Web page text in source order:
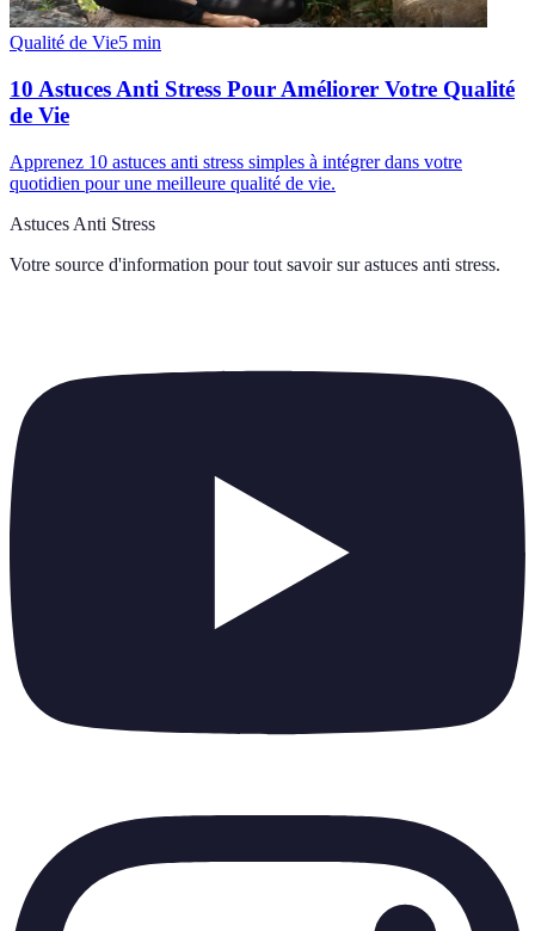
Qualité de Vie5 min
10 Astuces Anti Stress Pour Améliorer Votre Qualité
de Vie
Apprenez 10 astuces anti stress simples à intégrer dans votre
quotidien pour une meilleure qualité de vie.
Astuces Anti Stress
Votre source d'information pour tout savoir sur astuces anti stress.